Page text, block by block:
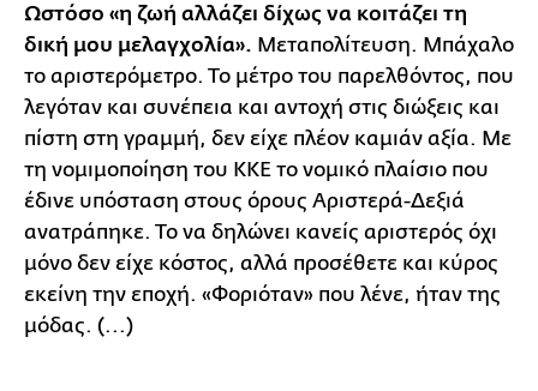
Ωστόσο «η ζωή αλλάζει δίχως να κοιτάζει τη
δική μου μελαγχολία». Μεταπολίτευση. Μπάχαλο
το αριστερόμετρο. Το μέτρο του παρελθόντος, που
λεγόταν και συνέπεια και αντοχή στις διώξεις και
πίστη στη γραμμή, δεν είχε πλέον καμιάν αξία. Με
τη νομιμοποίηση του ΚΚΕ το νομικό πλαίσιο που
έδινε υπόσταση στους όρους Αριστερά-Δεξιά
ανατράπηκε. Το να δηλώνει κανείς αριστερός όχι
μόνο δεν είχε κόστος, αλλά προσέθετε και κύρος
εκείνη την εποχή. «Φοριόταν» που λένε, ήταν της
μόδας. (...)